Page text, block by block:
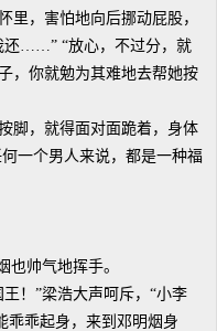
里，害怕地向后挪动屁股，
……” “放心，不过分，就
，你就勉为其难地去帮她按
，就得面对面跪着，身体
一个男人来说，都是一种福
帅气地挥手。
！”梁浩大声呵斥，“小李
乖乖起身，来到邓明烟身